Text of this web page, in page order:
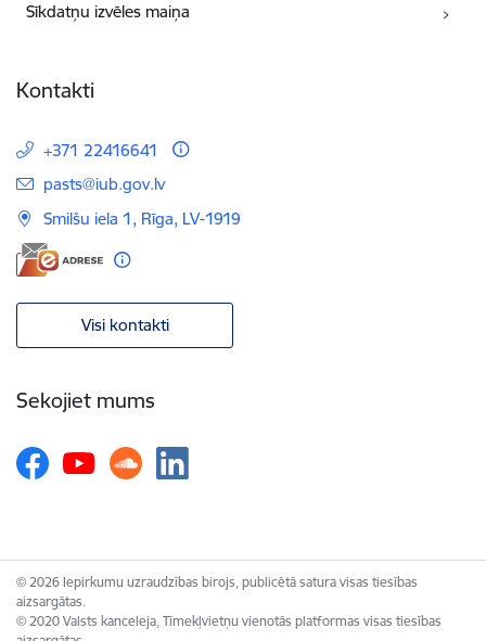
Sīkdatņu izvēles maiņa
Kontakti
+371 22416641
E-pasts:
pasts@iub.gov.lv
Smilšu iela 1, Rīga, LV-1919
Visi kontakti
Sekojiet mums
© 2026 Iepirkumu uzraudzības birojs, publicētā satura visas tiesības
aizsargātas.
© 2020 Valsts kanceleja, Tīmekļvietņu vienotās platformas visas tiesības